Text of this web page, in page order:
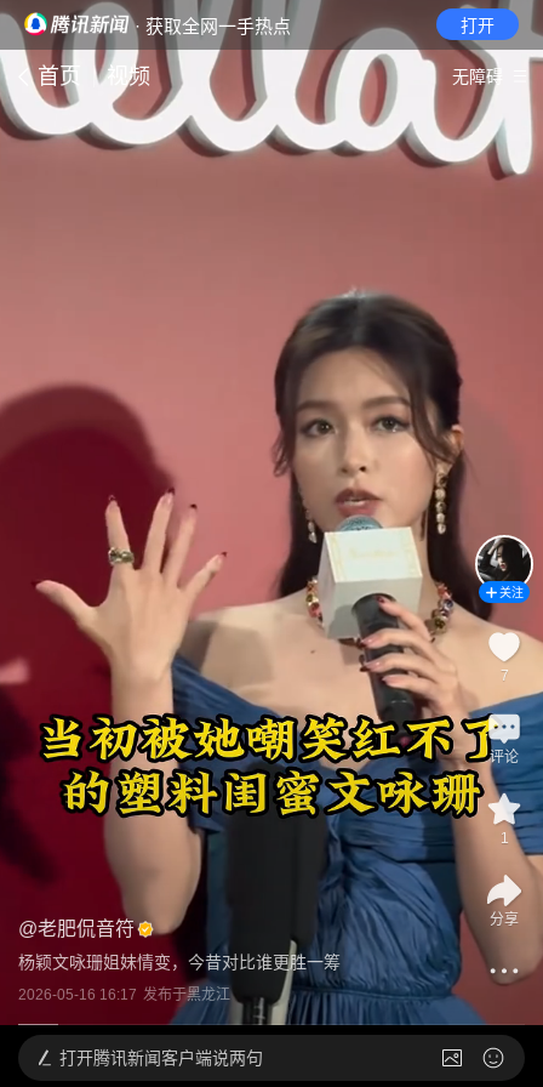
· 获取全网一手热点 打开
首页 视频 无障碍
@老肥侃音符
杨颖文咏珊姐妹情变，今昔对比谁更胜一筹
2026-05-16 16:17 发布于黑龙江
关注
7
评论
1
分享
打开腾讯新闻客户端说两句